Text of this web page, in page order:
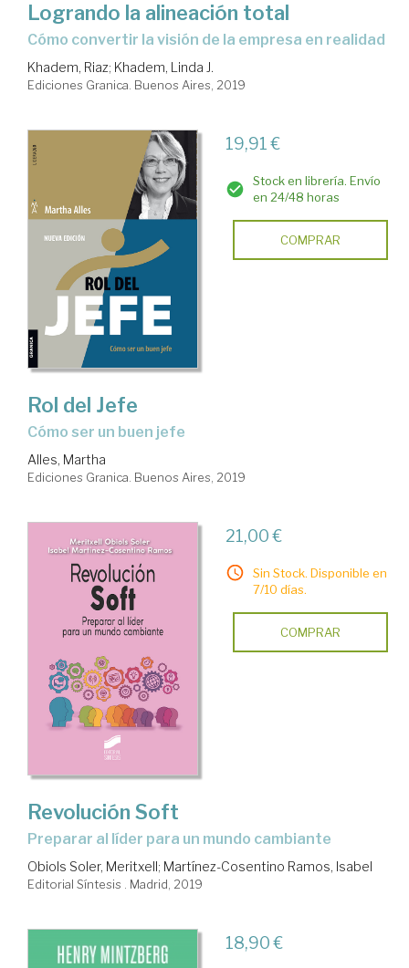
Logrando la alineación total
cómo convertir la visión de la empresa en realidad
Khadem, Riaz; Khadem, Linda J.
Ediciones Granica. Buenos Aires, 2019
19,91 €
Stock en librería. Envío
en 24/48 horas
COMPRAR
Rol del Jefe
cómo ser un buen jefe
Alles, Martha
Ediciones Granica. Buenos Aires, 2019
21,00 €
Sin Stock. Disponible en
7/10 días.
COMPRAR
Revolución Soft
preparar al líder para un mundo cambiante
Obiols Soler, Meritxell ; Martínez-Cosentino Ramos, Isabel
Editorial Síntesis . Madrid, 2019
18,90 €